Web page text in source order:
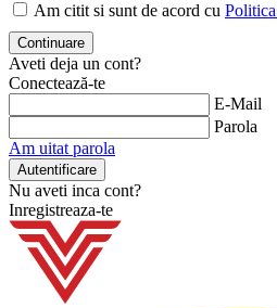
Am citit si sunt de acord cu
Aveti deja un cont?
Conectează-te
E-Mail
Parola
Am uitat parola
Nu aveti inca cont?
Inregistreaza-te